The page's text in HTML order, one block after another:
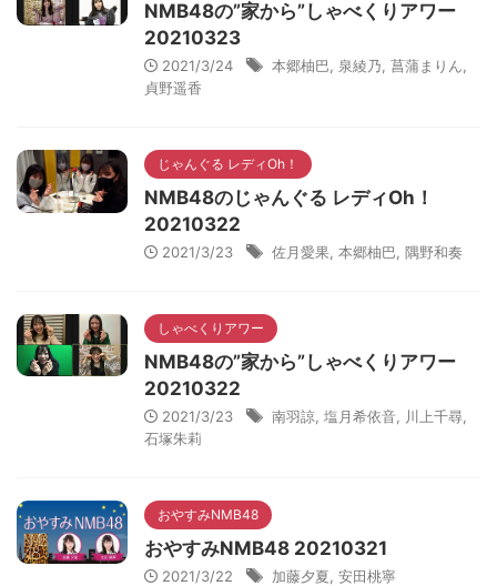
NMB48の”家から”しゃべくりアワー
20210323
2021/3/24 本郷柚巴 泉綾乃 菖蒲まりん
貞野遥香
じゃんぐる レディOh！
NMB48のじゃんぐる レディOh！
20210322
2021/3/23 佐月愛果 本郷柚巴 隅野和奏
しゃべくりアワー
NMB48の”家から”しゃべくりアワー
20210322
2021/3/23 南羽諒 塩月希依音 川上千尋
石塚朱莉
おやすみNMB48
おやすみNMB48 20210321
2021/3/22 加藤夕夏 安田桃寧